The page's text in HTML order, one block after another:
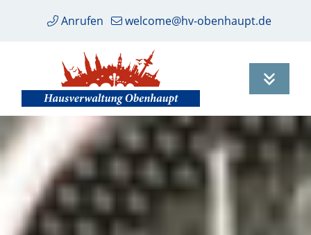
Anrufen welcome@hv-obenhaupt.de